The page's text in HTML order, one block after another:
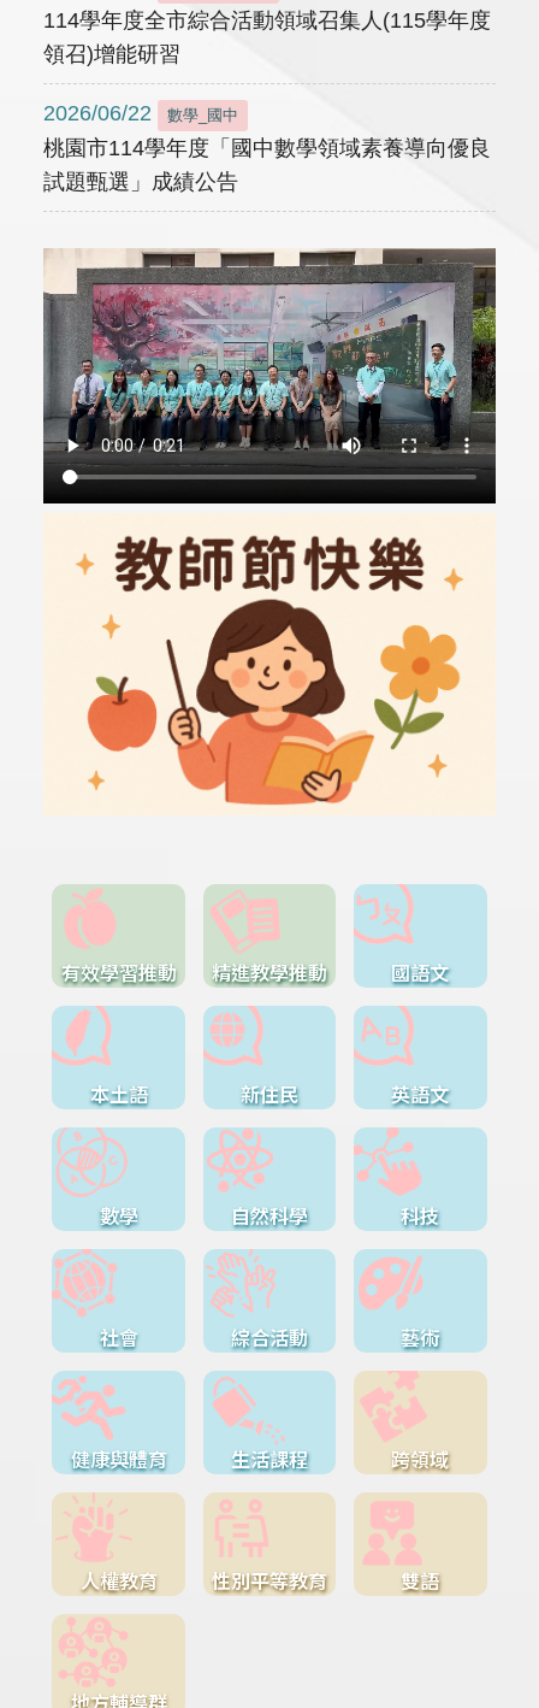
114學年度全市綜合活動領域召集人(115學年度
領召)增能研習
2026/06/22 數學_國中
桃園市114學年度「國中數學領域素養導向優良
試題甄選」成績公告
有效學習推動 精進教學推動 國語文
本土語 新住民 英語文
數學 自然科學 科技
社會 綜合活動 藝術
健康與體育 生活課程 跨領域
人權教育 性別平等教育 雙語
地方輔導群